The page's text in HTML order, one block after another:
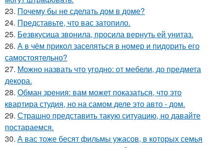
23. Почему бы не сделать дом в доме?
24. Представьте, что вас затопило.
25. Безвкусица звонила, просила вернуть ей унитаз.
26. А в чём прикол заселяться в номер и пидорить его
самостоятельно?
27. Можно назвать что угодно: от мебели, до предмета
декора.
28. Обман зрения: вам может показаться, что это
квартира студия, но на самом деле это авто - дом.
29. Страшно представить такую ситуацию, но давайте
постараемся.
30. А вас тоже бесят фильмы ужасов, в которых семья